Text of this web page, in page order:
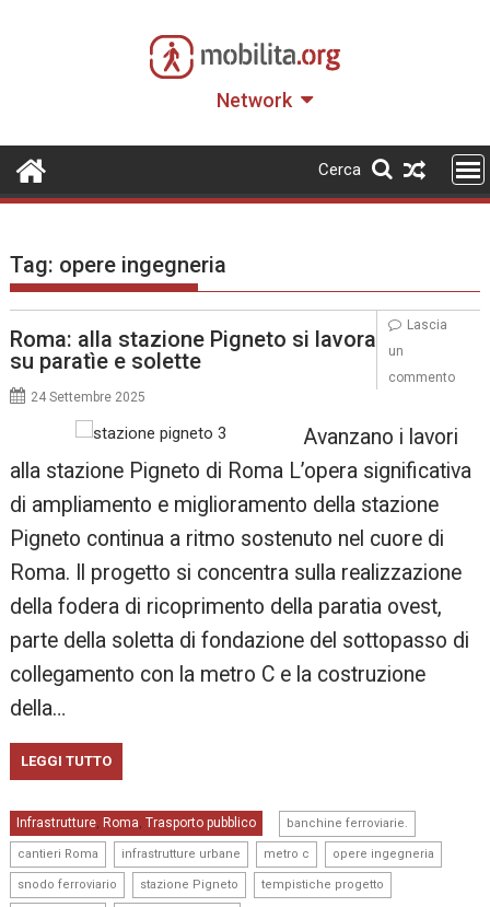
Network
Cerca
Tag: opere ingegneria
Roma: alla stazione Pigneto si lavora
su paratìe e solette
24 Settembre 2025
Avanzano i lavori
alla stazione Pigneto di Roma L’opera significativa
di ampliamento e miglioramento della stazione
Pigneto continua a ritmo sostenuto nel cuore di
Roma. Il progetto si concentra sulla realizzazione
della fodera di ricoprimento della paratia ovest,
parte della soletta di fondazione del sottopasso di
collegamento con la metro C e la costruzione
della…
LEGGI TUTTO
Infrastrutture, Roma, Trasporto pubblico banchine ferroviarie.
cantieri Roma infrastrutture urbane metro c opere ingegneria
snodo ferroviario stazione Pigneto tempistiche progetto
Lascia
un
commento